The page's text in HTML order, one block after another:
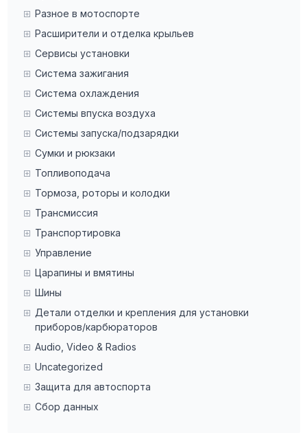
Разное в мотоспорте
Расширители и отделка крыльев
Сервисы установки
Система зажигания
Система охлаждения
Системы впуска воздуха
Системы запуска/подзарядки
Сумки и рюкзаки
Топливоподача
Тормоза, роторы и колодки
Трансмиссия
Транспортировка
Управление
Царапины и вмятины
Шины
Детали отделки и крепления для установки
приборов/карбюраторов
Audio, Video & Radios
Uncategorized
Защита для автоспорта
Сбор данных